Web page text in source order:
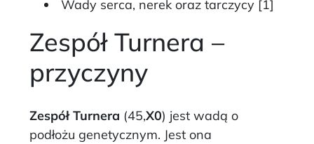
Wady serca, nerek oraz tarczycy [1]
Zespół Turnera –
przyczyny
Zespół Turnera (45,X0) jest wadą o
podłożu genetycznym. Jest ona